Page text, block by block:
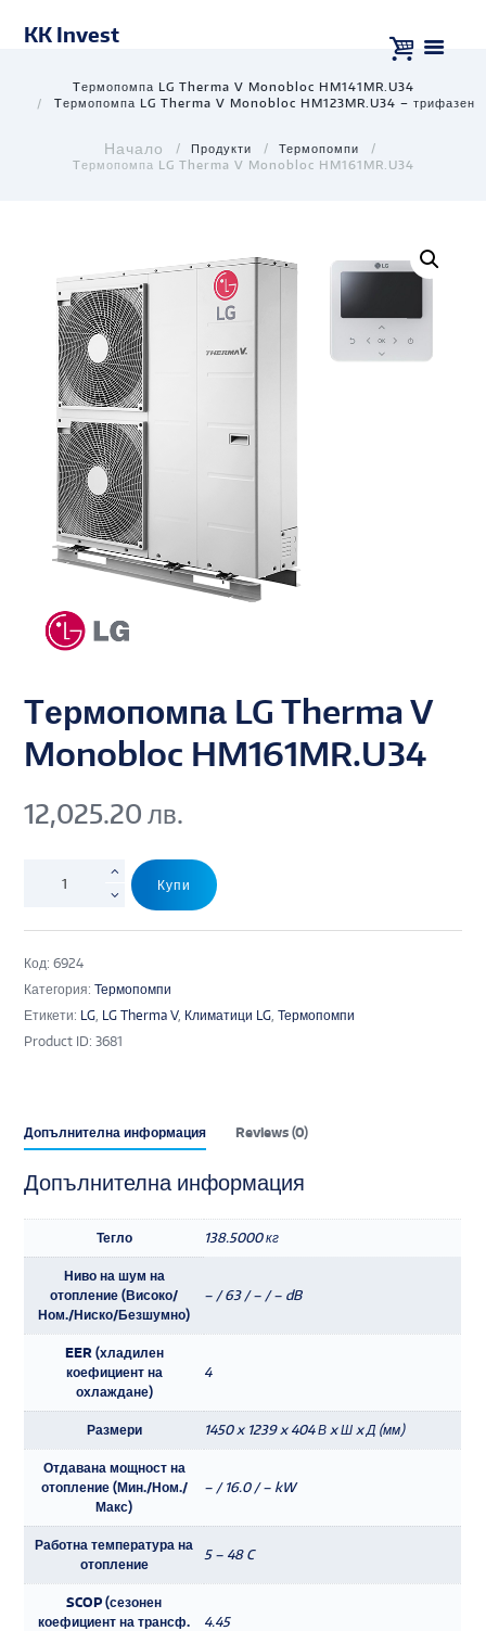
KK Invest
Tермопомпа LG Therma V Monobloc HM141MR.U34
Tермопомпа LG Therma V Monobloc HM123MR.U34 – трифазен
Продукти
Термопомпи
Tермопомпа LG Therma V Monobloc HM161MR.U34
Tермопомпа LG Therma V
Monobloc HM161MR.U34
12,025.20лв.
Купи
Код:6924
Категория:Термопомпи
Етикети: LG, LG Therma V, Климатици LG,Термопомпи
Product ID:3681
Допълнителна информация Reviews (0)
Допълнителна информация
Тегло 138.5000 кг
Ниво на шум на
отопление (Високо/
Ном./Ниско/Безшумно)
– / 63 / – / – dB
EER (хладилен
коефициент на
охлаждане)
4
Размери 1450 x 1239 x 404 В x Ш x Д (мм)
Отдавана мощност на
отопление (Мин./Ном./
Макс)
– / 16.0 / – kW
Работна температура на
отопление
5 – 48 C
SCOP (сезонен
коефициент на трансф.
4.45